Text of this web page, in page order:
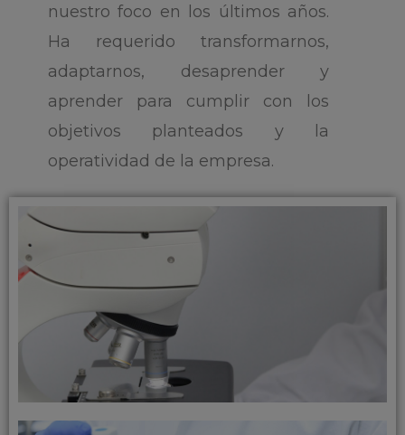
nuestro foco en los últimos años.
Ha requerido transformarnos,
adaptarnos, desaprender y
aprender para cumplir con los
objetivos planteados y la
operatividad de la empresa.